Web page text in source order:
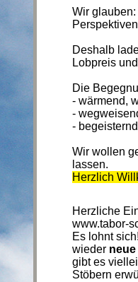
Wir
Deshalb
Lobpreis
Die
- wärmend,
-
-
Wir wollen
lassen.
Herzlich
Herzliche
www.tabor-
Es lohnt
wieder
gibt es
Stöbern